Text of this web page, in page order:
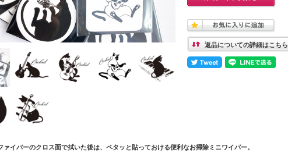
返品についての詳細はこちら
ァイバーのクロス面で拭いた後は、ペタッと貼っておける便利なお掃除ミニワイパー。